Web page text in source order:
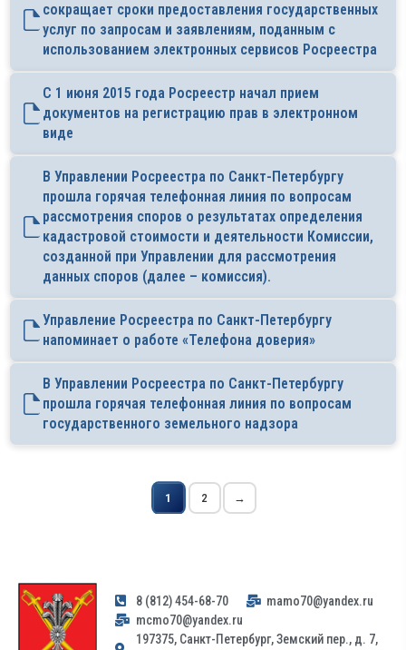
сокращает сроки предоставления государственных
услуг по запросам и заявлениям, поданным с
использованием электронных сервисов Росреестра
C 1 июня 2015 года Росреестр начал прием
документов на регистрацию прав в электронном
виде
В Управлении Росреестра по Санкт-Петербургу
прошла горячая телефонная линия по вопросам
рассмотрения споров о результатах определения
кадастровой стоимости и деятельности Комиссии,
созданной при Управлении для рассмотрения
данных споров (далее – комиссия).
Управление Росреестра по Санкт-Петербургу
напоминает о работе «Телефона доверия»
В Управлении Росреестра по Санкт-Петербургу
прошла горячая телефонная линия по вопросам
государственного земельного надзора
1 2 →
8 (812) 454-68-70
mamo70@yandex.ru
mcmo70@yandex.ru
197375, Санкт-Петербург, Земский пер., д. 7,